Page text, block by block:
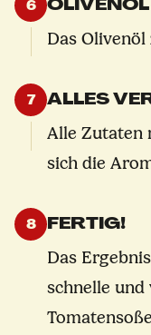
6
Das
7 ALLES
Alle Zutaten
sich die
8 FERTIG!
Das
schnelle und